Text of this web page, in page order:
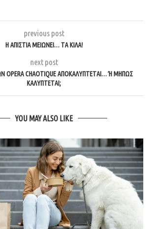
previous post
Η ΑΠΙΣΤΊΑ ΜΕΙΏΝΕΙ… ΤΑ ΚΙΛΆ!
next post
OPERA CHAOTIQUE ΑΠΟΚΑΛΎΠΤΕΤΑΙ… Ή ΜΉΠΩΣ Κ
ΑΛΎΠΤΕΤΑΙ;
YOU MAY ALSO LIKE